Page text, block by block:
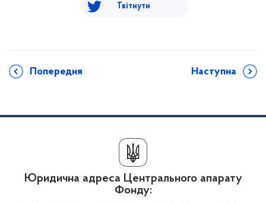
Твітнути
Попередня Наступна
Юридична адреса Центрального апарату
Фонду: